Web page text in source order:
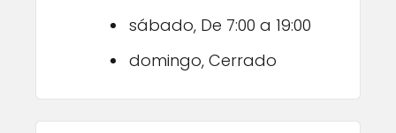
sábado, De 7:00 a 19:00
domingo, Cerrado